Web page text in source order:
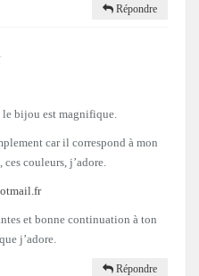
Répondre
le bijou est magnifique.
car il correspond à mon
couleurs, j’adore.
et bonne continuation à ton
j’adore.
Répondre